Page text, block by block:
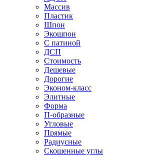
Массив
Пластик
Шпон
Экошпон
С патиной
ДСП
Стоимость
Дешевые
Дорогие
Эконом-класс
Элитные
Форма
П-образные
Угловые
Прямые
Радиусные
Скошенные углы